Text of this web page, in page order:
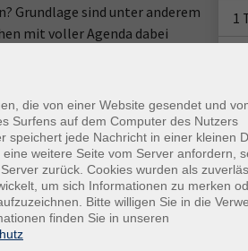
Grundlage sind unter anderem
mit voller Agenda dabei
1
die von einer Website gesendet und
Surfens auf dem Computer des Nutzers
speichert jede Nachricht in einer kleinen
weitere Seite vom Server anfordern,
zurück. Cookies wurden als
um sich Informationen zu merken
Bitte willigen Sie in die
finden Sie in unseren